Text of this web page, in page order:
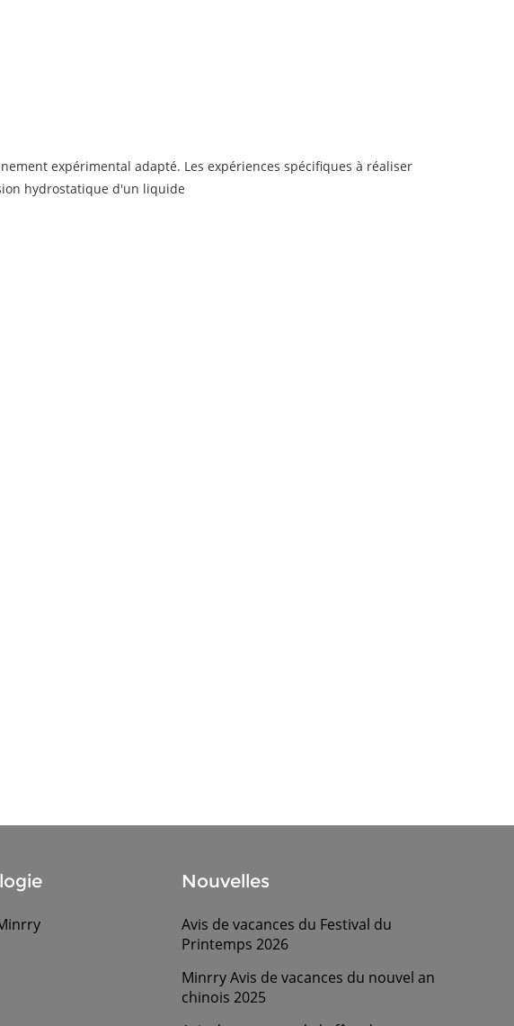
expérimental adapté. Les expériences spécifiques à réaliser
hydrostatique d'un liquide
Nouvelles
Avis de vacances du Festival du
Printemps 2026
Minrry Avis de vacances du nouvel an
chinois 2025